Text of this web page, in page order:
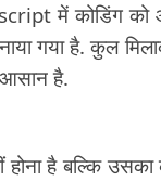
में कोडिंग
गया है. कुल
है.
है बल्कि